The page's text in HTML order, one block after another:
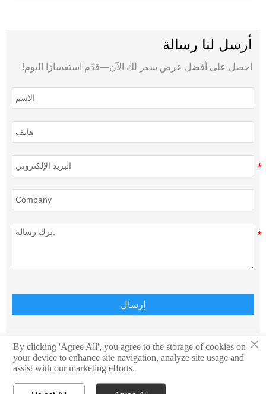
أرسل لنا رسالة
احصل على أفضل عرض سعر لك الآن—قدّم استفسارًا اليوم!
إرسال
حقوق الطبع والنشر © Teison Energy Technology Co.,Ltd.
×
By clicking 'Agree All', you agree to the storage of cookies on
your device to enhance site navigation, analyze site usage and
assist with our marketing efforts.